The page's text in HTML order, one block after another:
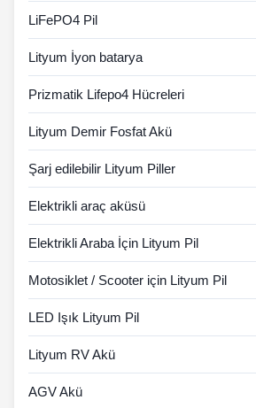
LiFePO4 Pil
Lityum İyon batarya
Prizmatik Lifepo4 Hücreleri
Lityum Demir Fosfat Akü
Şarj edilebilir Lityum Piller
Elektrikli araç aküsü
Elektrikli Araba İçin Lityum Pil
Motosiklet / Scooter için Lityum Pil
LED Işık Lityum Pil
Lityum RV Akü
AGV Akü